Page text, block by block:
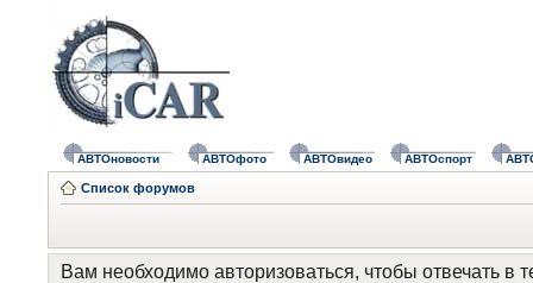
АВТОновости АВТОфото АВТОвидео АВТОспорт
Список форумов
Вам необходимо авторизоваться, чтобы отвечать в